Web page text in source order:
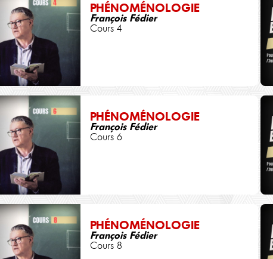
PHÉNOMÉNOLOGIE
François Fédier
Cours 4
PHÉNOMÉNOLOGIE
François Fédier
Cours 6
PHÉNOMÉNOLOGIE
François Fédier
Cours 8